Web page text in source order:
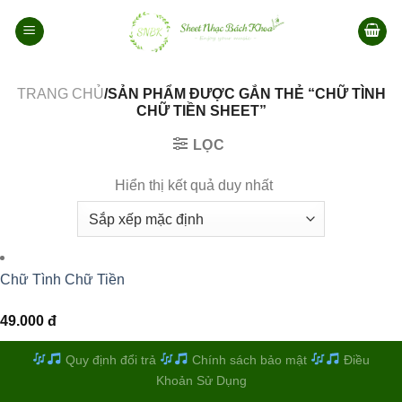
qua
TRANG CHỦ/SẢN PHẨM ĐƯỢC GẮN THẺ “CHỮ TÌNH
CHỮ TIỀN SHEET”
LỌC
Hiển thị kết quả duy nhất
Chữ Tình Chữ Tiền
49.000 đ
Quy định đổi trả Chính sách bảo mật
Điều
Khoản Sử Dụng